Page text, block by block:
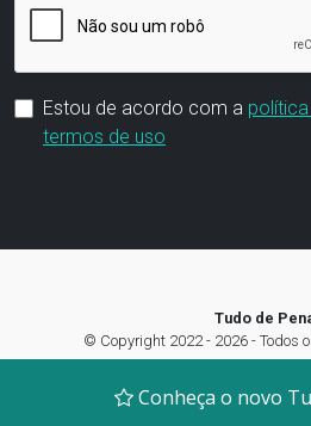
Conheça o novo
Estou de acordo com a
termos de uso
Tudo de
© Copyright 2022 - 2026 - Todos